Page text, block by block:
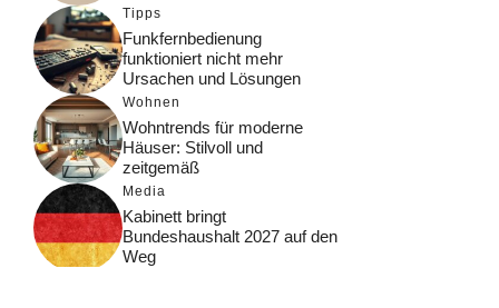
Tipps
Funkfernbedienung
funktioniert nicht mehr
Ursachen und Lösungen
Wohnen
Wohntrends für moderne
Häuser: Stilvoll und
zeitgemäß
Media
Kabinett bringt
Bundeshaushalt 2027 auf den
Weg